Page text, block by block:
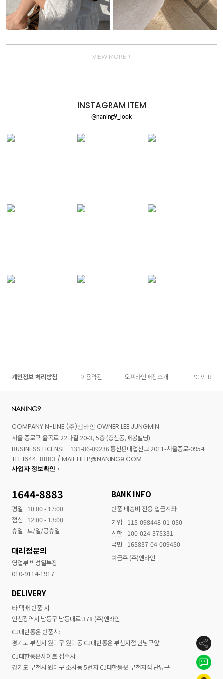
VIEW MORE +
INSTAGRAM ITEM
@naning9_look
개인정보 처리방침 이용약관 오프라인매장소개 PC VER
COMPANY N-LINE (주)엔라인 OWNER LEE JUNGMIN
서울 종로구 율곡로 22나길 20-3, 5층 (충신동,매봉빌딩)
BUSINESS LICENSE : 131-86-09236 통신판매업신고 2011-서울종로-0954
TEL 1644-8883 / MAIL HELP@NANING9.COM
사업자 정보확인
1644-8883
평일
10:00 - 17:00
점심
12:00 - 13:00
휴일 토/일/공휴일
대리점문의
영업부 박성일부장
010-9114-1917
BANK INFO
반품 배송비 전용 입금계좌
기업
115-098448-01-050
신한
100-024-375331
국민
165837-04-009450
예금주 (주)엔라인
DELIVERY
타 택배 반품 시:
인천광역시 남동구 남동대로 378 (주)엔라인
CJ대한통운 반품시:
경기도 부천시 원미구 원미동 CJ대한통운 부천지점 난닝구앞
CJ대한통운사이트 접수시:
경기도 부천시 원미구 소사동 5번지 CJ대한통운 부천지점 난닝구